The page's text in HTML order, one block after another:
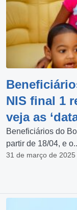
NIS final 1
veja as
Beneficiários do
partir de 18/04, e
31 de março de